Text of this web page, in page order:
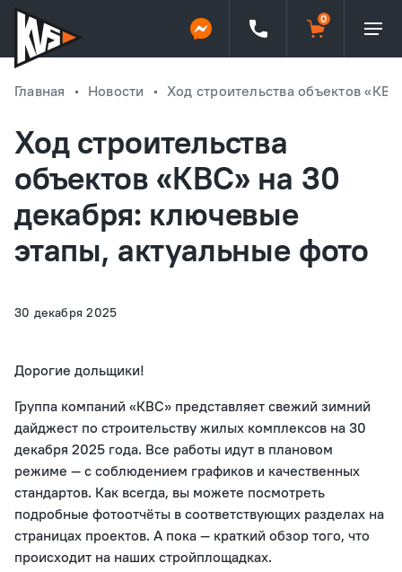
Главная Новости Ход строительства объектов
Ход строительства
объектов «КВС» на 30
декабря: ключевые
этапы, актуальные фото
30 декабря 2025
Дорогие дольщики!
Группа компаний «КВС» представляет свежий зимний
дайджест по строительству жилых комплексов на 30
декабря 2025 года. Все работы идут в плановом
режиме — с соблюдением графиков и качественных
стандартов. Как всегда, вы можете посмотреть
подробные фотоотчёты в соответствующих разделах на
страницах проектов. А пока — краткий обзор того, что
происходит на наших стройплощадках.